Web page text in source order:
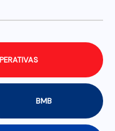
BMB